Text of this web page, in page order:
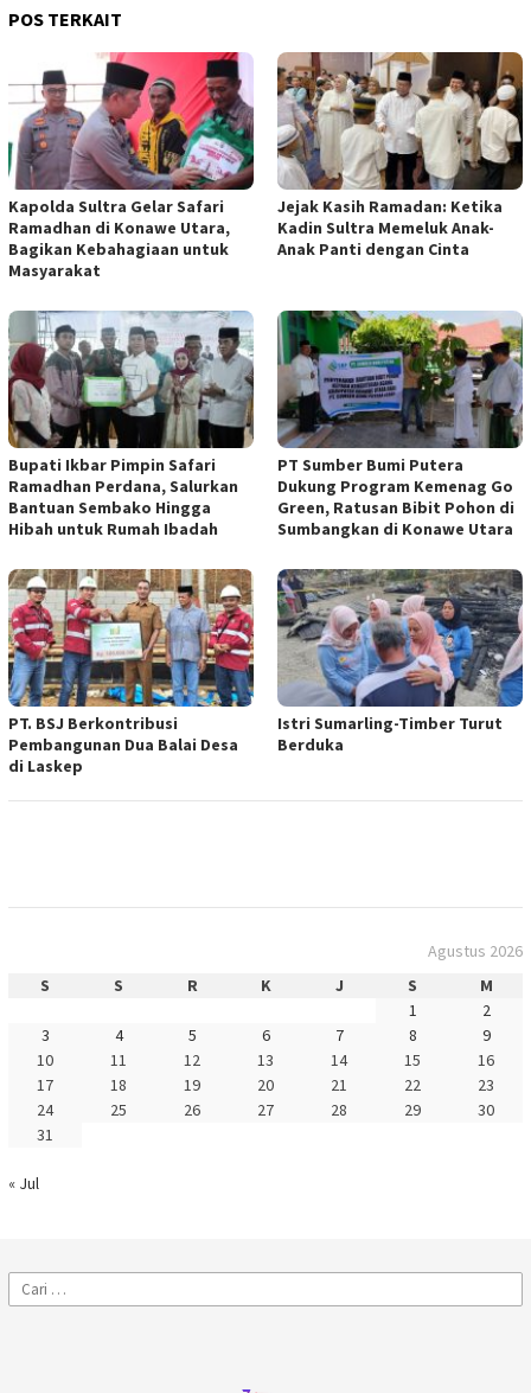
POS TERKAIT
Kapolda Sultra Gelar Safari
Ramadhan di Konawe Utara,
Bagikan Kebahagiaan untuk
Masyarakat
Jejak Kasih Ramadan: Ketika
Kadin Sultra Memeluk Anak-
Anak Panti dengan Cinta
Bupati Ikbar Pimpin Safari
Ramadhan Perdana, Salurkan
Bantuan Sembako Hingga
Hibah untuk Rumah Ibadah
PT Sumber Bumi Putera
Dukung Program Kemenag Go
Green, Ratusan Bibit Pohon di
Sumbangkan di Konawe Utara
PT. BSJ Berkontribusi
Pembangunan Dua Balai Desa
di Laskep
Istri Sumarling-Timber Turut
Berduka
Agustus 2026
S
S R K J S
M
1
2
3
4 5 6 7 8
9
10
11 12 13 14 15
16
17
18 19 20 21 22
23
24
25 26 27 28 29
30
31
« Jul
Cari
untuk: